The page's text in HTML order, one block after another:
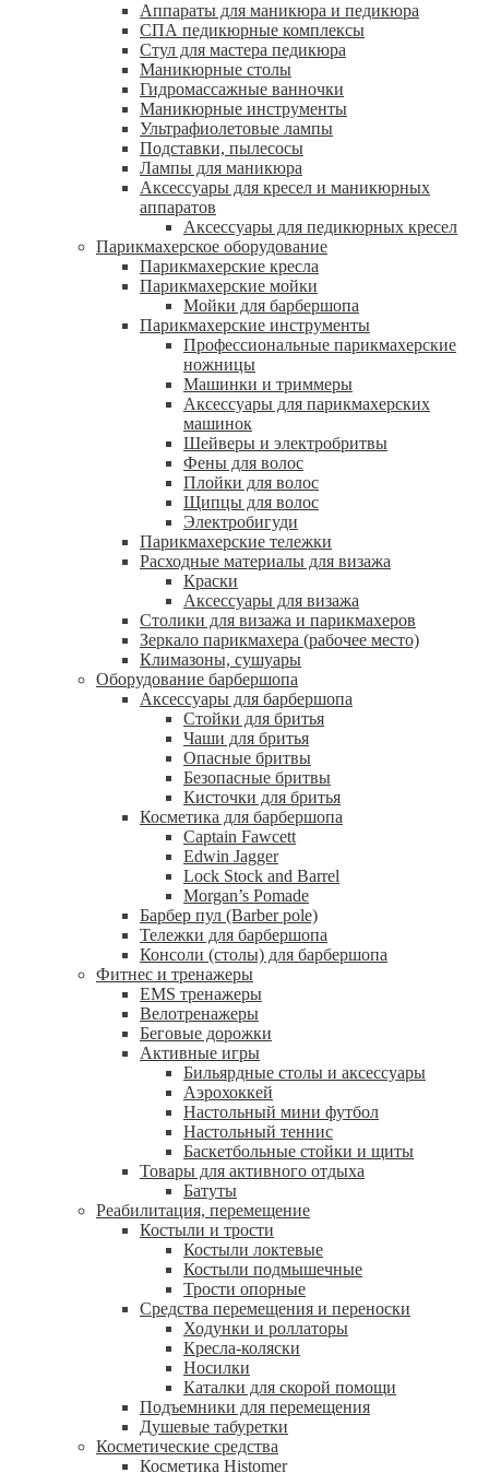
Аппараты для маникюра и педикюра
СПА педикюрные комплексы
Стул для мастера педикюра
Маникюрные столы
Гидромассажные ванночки
Маникюрные инструменты
Ультрафиолетовые лампы
Подставки, пылесосы
Лампы для маникюра
Аксессуары для кресел и маникюрных
аппаратов
Аксессуары для педикюрных кресел
Парикмахерское оборудование
Парикмахерские кресла
Парикмахерские мойки
Мойки для барбершопа
Парикмахерские инструменты
Профессиональные парикмахерские
ножницы
Машинки и триммеры
Аксессуары для парикмахерских
машинок
Шейверы и электробритвы
Фены для волос
Плойки для волос
Щипцы для волос
Электробигуди
Парикмахерские тележки
Расходные материалы для визажа
Краски
Аксессуары для визажа
Столики для визажа и парикмахеров
Зеркало парикмахера (рабочее место)
Климазоны, сушуары
Оборудование барбершопа
Аксессуары для барбершопа
Стойки для бритья
Чаши для бритья
Опасные бритвы
Безопасные бритвы
Кисточки для бритья
Косметика для барбершопа
Captain Fawcett
Edwin Jagger
Lock Stock and Barrel
Morgan’s Pomade
Барбер пул (Barber pole)
Тележки для барбершопа
Консоли (столы) для барбершопа
Фитнес и тренажеры
EMS тренажеры
Велотренажеры
Беговые дорожки
Активные игры
Бильярдные столы и аксессуары
Аэрохоккей
Настольный мини футбол
Настольный теннис
Баскетбольные стойки и щиты
Товары для активного отдыха
Батуты
Реабилитация, перемещение
Костыли и трости
Костыли локтевые
Костыли подмышечные
Трости опорные
Средства перемещения и переноски
Ходунки и роллаторы
Кресла-коляски
Носилки
Каталки для скорой помощи
Подъемники для перемещения
Душевые табуретки
Косметические средства
Косметика Histomer